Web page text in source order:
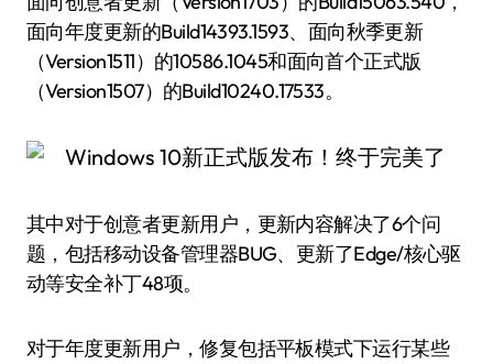
面向年度更新的Build14393.1593、面向秋季更新
（Version1511）的10586.1045和面向首个正式版
（Version1507）的Build10240.17533。
其中对于创意者更新用户，更新内容解决了6个问
题，包括移动设备管理器BUG、更新了Edge/核心驱
动等安全补丁48项。
对于年度更新用户，修复包括平板模式下运行某些